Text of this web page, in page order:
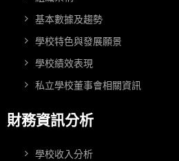
基本數據及趨勢
學校特色與發展願景
學校績效表現
私立學校董事會相關資訊
財務資訊分析
學校收入分析